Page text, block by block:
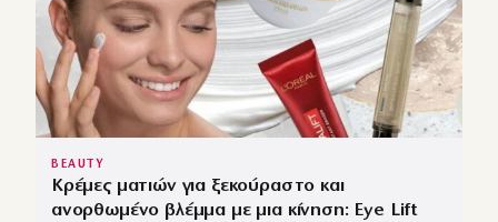
BEAUTY
Κρέμες ματιών για ξεκούραστο και
ανορθωμένο βλέμμα με μια κίνηση: Eye Lift